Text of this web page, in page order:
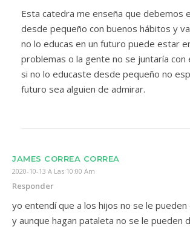
Esta catedra me enseña que debemos
desde pequeño con buenos hábitos y
no lo educas en un futuro puede estar
problemas o la gente no se juntaría con
si no lo educaste desde pequeño no
futuro sea alguien de admirar.
JAMES CORREA CORREA
2020-10-13 A Las 10:00 Am
Responder
yo entendí que a los hijos no se le pueden
y aunque hagan pataleta no se le pueden